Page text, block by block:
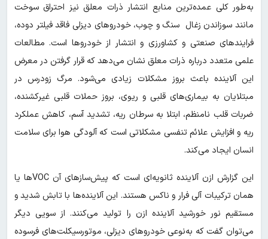
به‌طور کلی عمده‌ترین منابع انتشار ذرات معلق نیز احتراق سوخت
مانند سوزاندن زغال سنگ و چوب، خودروهای دیزلی فاقد فیلتر دوده،
فرایندهای صنعتی و کشاورزی و انتشار از خودروها است. مطالعات
علمی متعدد درباره ذرات معلق نشان می‌دهد که قرار گرفتن در معرض
این آلاینده باعث بروز مشکلات زیادی می‌شود. مرگ زودرس در
مبتلایان به بیماری‌های قلبی و ریوی، بروز حملات قلبی غیرکشنده،
ضربات قلب نامنظم، ابتلا به سرطان ریه، تشدید آسم، کاهش عملکرد
ریه و افزایش علائم تنفسی مشکلاتی است که آلودگی هوا برای سلامت
انسان ایجاد می‌کند.
این گزارش ازن آلاینده ثانویه‌ای است که پیش‌سازهای آن VOC‌ها یا
همان ترکیبات آلی فرار و ناکس هستند. این آلاینده‌ها با تابش شدید و
مستقیم نور خورشید آلاینده ازن را تولید می‌کنند. از سویی دیگر
می‌توان گفت که به‌نوعی خودروهای دیزلی، موتورسیکلت‌های فرسوده